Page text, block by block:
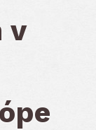
v